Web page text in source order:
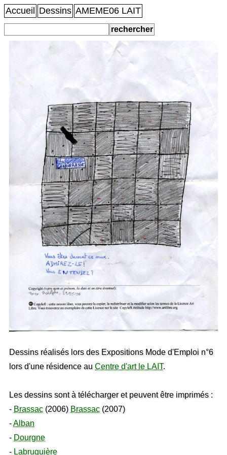
Accueil Dessins AMEME06 LAIT
Dessins réalisés lors des Expositions Mode d'Emploi n°6
lors d'une résidence au Centre d'art le LAIT.
Les dessins sont à télécharger et peuvent être imprimés :
- Brassac (2006) Brassac (2007)
-Alban
- Dourgne
- Labruguière